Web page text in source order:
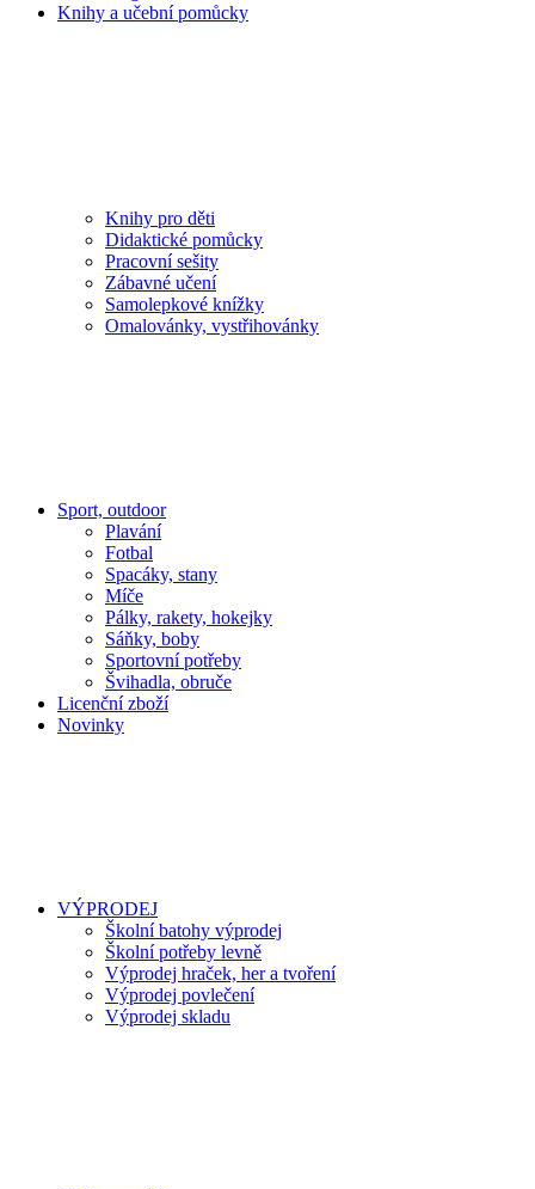
Knihy a učební pomůcky
Knihy pro děti
Didaktické pomůcky
Pracovní sešity
Zábavné učení
Samolepkové knížky
Omalovánky, vystřihovánky
Sport, outdoor
Plavání
Fotbal
Spacáky, stany
Míče
Pálky, rakety, hokejky
Sáňky, boby
Sportovní potřeby
Švihadla, obruče
Licenční zboží
Novinky
VÝPRODEJ
Školní batohy výprodej
Školní potřeby levně
Výprodej hraček, her a tvoření
Výprodej povlečení
Výprodej skladu